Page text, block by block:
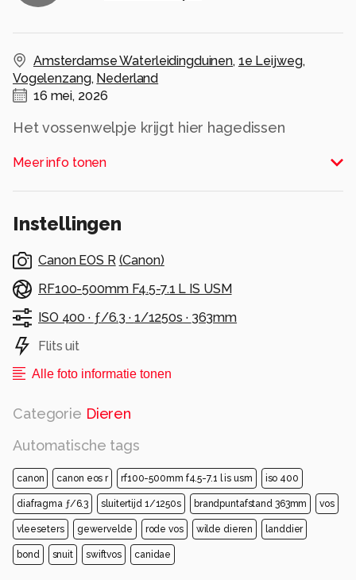
Amsterdamse Waterleidingduinen, 1e Leijweg,
Vogelenzang, Nederland
16 mei, 2026
Het vossenwelpje krijgt hier hagedissen
mee vandoor
Meer info tonen
Instellingen
Canon EOS R (Canon)
RF100-500mm F4.5-7.1 L IS USM
ISO 400 · ƒ/6.3 · 1/1250s · 363mm
Flits uit
Alle foto informatie tonen
Categorie Dieren
Automatische tags
canon canon eos r rf100-500mm f4.5-7.1 l is usm iso 400
diafragma ƒ/6.3 sluitertijd 1/1250s brandpuntafstand 363mm vos
vleeseters gewervelde rode vos wilde dieren landdier
bond snuit swiftvos canidae